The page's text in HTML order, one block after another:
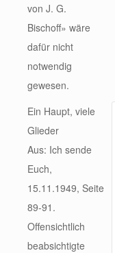
von J. G.
Bischoff» wäre
dafür nicht
notwendig
gewesen.
Ein Haupt, viele
Glieder
Aus: Ich sende
Euch,
15.11.1949, Seite
89-91.
Offensichtlich
beabsichtigte